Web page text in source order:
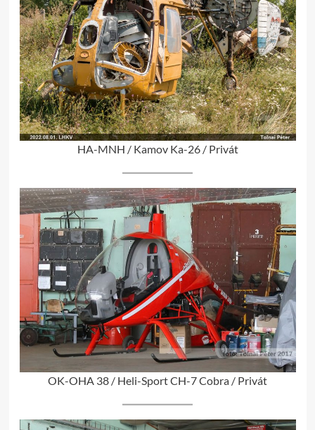
HA-MNH / Kamov Ka-26 / Privát
OK-OHA 38 / Heli-Sport CH-7 Cobra / Privát